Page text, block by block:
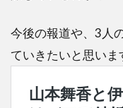
今後の報道や、3人
ていきたいと思いま